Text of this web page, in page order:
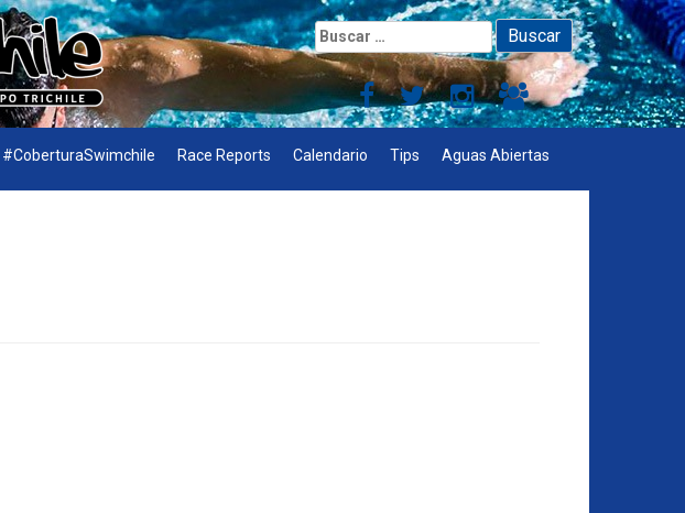
Buscar:
#CoberturaSwimchile Race Reports Calendario Tips Aguas Abiertas